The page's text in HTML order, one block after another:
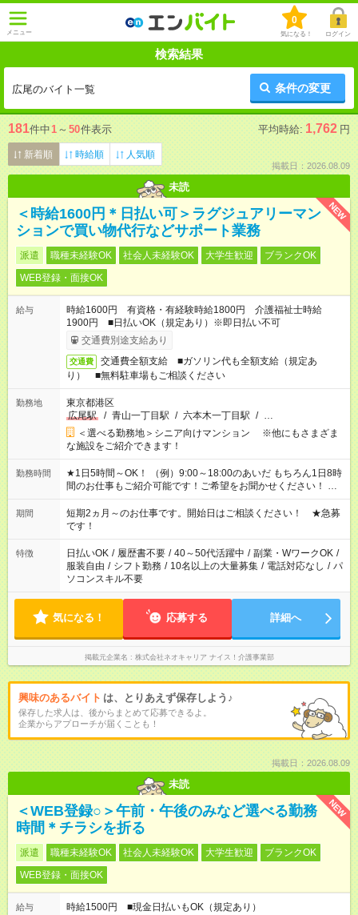
メニュー
0
気になる！ ログイン
検索結果
広尾のバイト一覧 条件の変更
181件中1 ～ 50件表示 平均時給: 1,762 円
新着順 時給順 人気順
掲載日：2026.08.09
未読
NEW
＜時給1600円＊日払い可＞ラグジュアリーマン
ションで買い物代行などサポート業務
派遣 職種未経験OK 社会人未経験OK 大学生歓迎
ブランクOK
WEB登録・面接OK
給与
時給1600円 有資格・有経験時給1800円 介護福祉士時給
1900円 ■日払いOK（規定あり）※即日払い不可
交通費別途支給あり
交通費
交通費全額支給 ■ガソリン代も全額支給（規定あ
り） ■無料駐車場もご相談ください
勤務地
東京都港区
広尾駅
/ 青山一丁目駅 / 六本木一丁目駅 / …
＜選べる勤務地＞シニア向けマンション ※他にもさまざま
な施設をご紹介できます！
勤務時間
★1日5時間～OK！ （例）9:00～18:00のあいだ もちろん1日8時
間のお仕事もご紹介可能です！ご希望をお聞かせください！ ★
家庭の都合でお休みが必要な場合も遠慮なくご相談ください。
※週最低15時間以上の勤務が必要です
期間
短期2ヵ月～のお仕事です。開始日はご相談ください！ ★急募
です！
特徴 日払いOK / 履歴書不要 / 40～50代活躍中 / 副業・WワークOK /
服装自由 / シフト勤務 / 10名以上の大量募集 / 電話対応なし / パ
ソコンスキル不要
気になる！ 応募する 詳細へ
掲載元企業名 株式会社ネオキャリア ナイス！介護事業部
興味のあるバイト は、とりあえず保存しよう♪
保存した求人は、後からまとめて応募できるよ。
企業からアプローチが届くことも！
掲載日：2026.08.09
未読
NEW
＜WEB登録○＞午前・午後のみなど選べる勤務
時間＊チラシを折る
派遣 職種未経験OK 社会人未経験OK 大学生歓迎
ブランクOK
WEB登録・面接OK
給与
時給1500円 ■現金日払いもOK（規定あり）